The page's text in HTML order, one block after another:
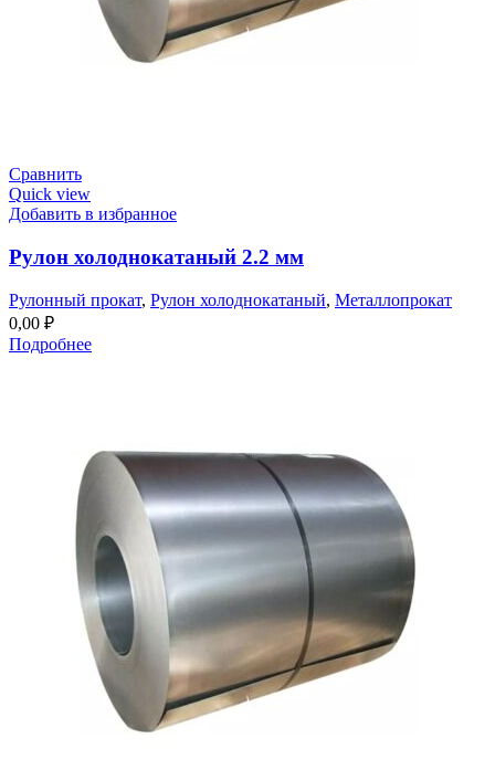
Сравнить
Quick view
Добавить в избранное
Рулон холоднокатаный 2.2 мм
Рулонный прокат, Рулон холоднокатаный, Металлопрокат
0,00 ₽
Подробнее